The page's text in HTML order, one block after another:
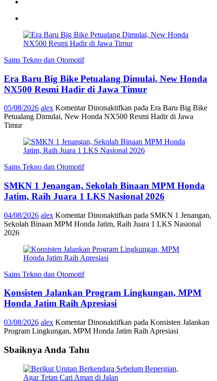
Sains Tekno dan Otomotif
Era Baru Big Bike Petualang Dimulai, New Honda
NX500 Resmi Hadir di Jawa Timur
05/08/2026 alex Komentar Dinonaktifkan pada Era Baru Big Bike
Petualang Dimulai, New Honda NX500 Resmi Hadir di Jawa
Timur
Sains Tekno dan Otomotif
SMKN 1 Jenangan, Sekolah Binaan MPM Honda
Jatim, Raih Juara 1 LKS Nasional 2026
04/08/2026 alex Komentar Dinonaktifkan pada SMKN 1 Jenangan,
Sekolah Binaan MPM Honda Jatim, Raih Juara 1 LKS Nasional
2026
Sains Tekno dan Otomotif
Konsisten Jalankan Program Lingkungan, MPM
Honda Jatim Raih Apresiasi
03/08/2026 alex Komentar Dinonaktifkan pada Konsisten Jalankan
Program Lingkungan, MPM Honda Jatim Raih Apresiasi
Sbaiknya Anda Tahu